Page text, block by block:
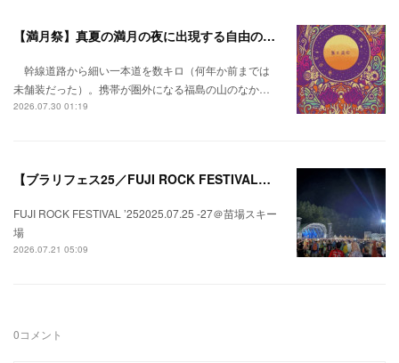
【満月祭】真夏の満月の夜に出現する自由の桃源郷。
幹線道路から細い一本道を数キロ（何年か前までは
未舗装だった）。携帯が圏外になる福島の山のなか…
2026.07.30 01:19
【ブラリフェス25／FUJI ROCK FESTIVAL】日本の夏にはフジロックが欠かせない。
FUJI ROCK FESTIVAL ’252025.07.25 -27＠苗場スキー
場
2026.07.21 05:09
0コメント